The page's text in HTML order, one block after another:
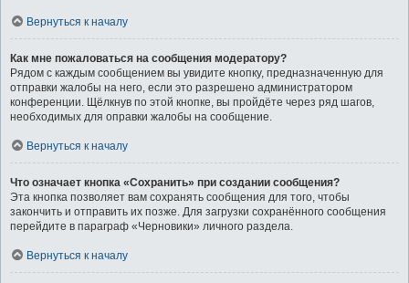
Вернуться к началу
Как мне пожаловаться на сообщения модератору?
Рядом с каждым сообщением вы увидите кнопку, предназначенную для
отправки жалобы на него, если это разрешено администратором
конференции. Щёлкнув по этой кнопке, вы пройдёте через ряд шагов,
необходимых для оправки жалобы на сообщение.
Вернуться к началу
Что означает кнопка «Сохранить» при создании сообщения?
Эта кнопка позволяет вам сохранять сообщения для того, чтобы
закончить и отправить их позже. Для загрузки сохранённого сообщения
перейдите в параграф «Черновики» личного раздела.
Вернуться к началу